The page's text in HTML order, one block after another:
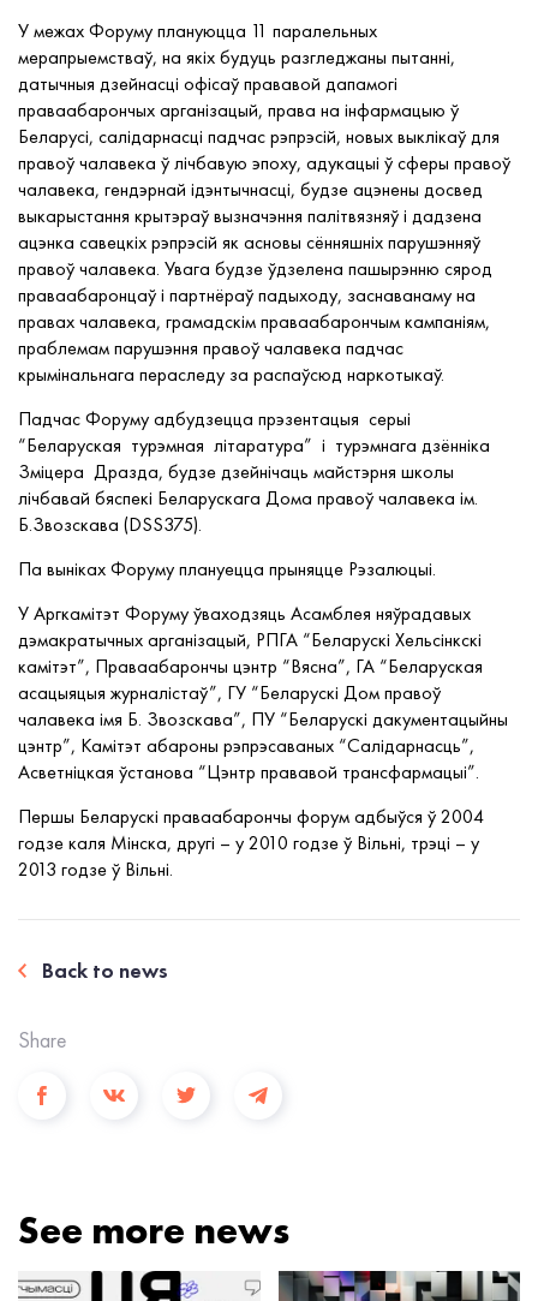
У межах Форуму плануюцца 11 паралельных
мерапрыемстваў, на якіх будуць разгледжаны пытанні,
датычныя дзейнасцi офicаў прававой дапамогi
праваабарончых арганiзацый, права на інфармацыю ў
Беларусі, салідарнасці падчас рэпрэсій, новых выклікаў для
правоў чалавека ў лічбавую эпоху, адукацыі ў сферы правоў
чалавека, гендэрнай ідэнтычнасці, будзе ацэнены досвед
выкарыстання крытэраў вызначэння палітвязняў і дадзена
ацэнка савецкіх рэпрэсій як асновы сённяшніх парушэнняў
правоў чалавека. Увага будзе ўдзелена пашырэнню сярод
праваабаронцаў і партнёраў падыходу, заснаванаму на
правах чалавека, грамадскім праваабарончым кампаніям,
праблемам парушэння правоў чалавека падчас
крымінальнага пераследу за распаўсюд наркотыкаў.
Падчас Форуму адбудзецца прэзентацыя​ ​ серыі​ ​
“Беларуская​ ​ турэмная​ ​ літаратура”​ ​ і​ ​ турэмнага дзённіка
Зміцера​ ​ Дразда, будзе дзейнічаць майстэрня школы
лічбавай бяспекі Беларускага Дома правоў чалавека ім.
Б.Звозскава (DSS375).
Па выніках Форуму плануецца прыняцце Рэзалюцыі.
У Аргкамітэт Форуму ўваходзяць Асамблея няўрадавых
дэмакратычных арганізацый, РПГА “Беларускі Хельсінкскі
камітэт”, Праваабарончы цэнтр “Вясна”, ГА “Беларуская
асацыяцыя журналістаў”, ГУ “Беларускі Дом правоў
чалавека імя Б. Звозскава”, ПУ “Беларускі дакументацыйны
цэнтр”, Камітэт абароны рэпрэсаваных “Салідарнасць”,
Асветніцкая ўстанова “Цэнтр прававой трансфармацыі”.
Першы Беларускі праваабарончы форум адбыўся ў 2004
годзе каля Мінска, другі – у 2010 годзе ў Вільні, трэці – у
2013 годзе ў Вільні.
Back to news
Share
See more news